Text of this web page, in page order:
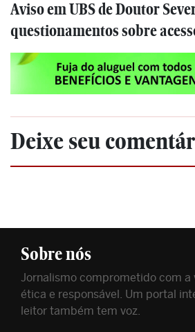
Aviso em UBS de Doutor
questionamentos sobre
Deixe seu
Sobre nós
Jornalismo comprometido com a
ética e responsável. Um portal
leitor também tem voz.